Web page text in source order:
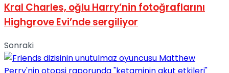
Kral Charles, oğlu Harry’nin fotoğraflarını
Highgrove Evi’nde sergiliyor
Sonraki